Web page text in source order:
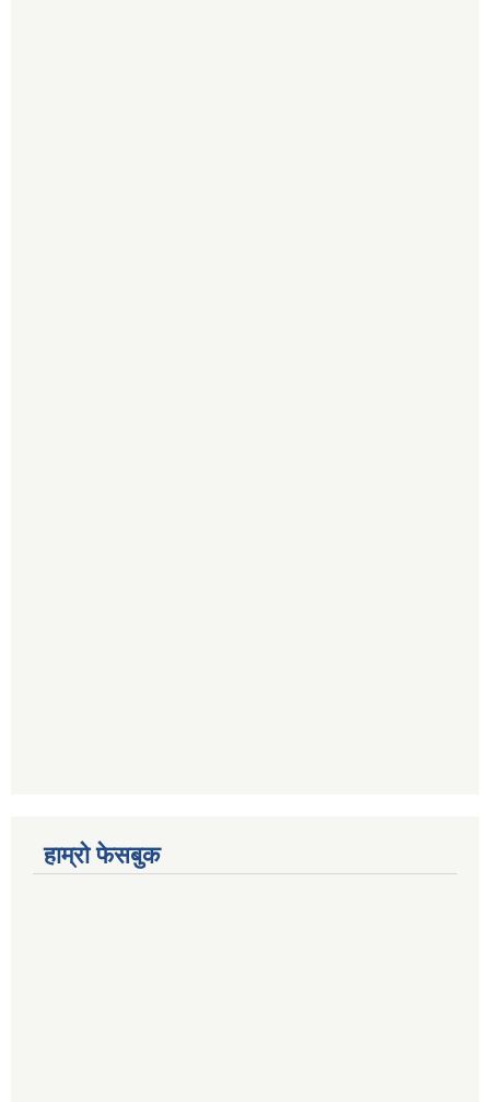
हाम्रो फेसबुक